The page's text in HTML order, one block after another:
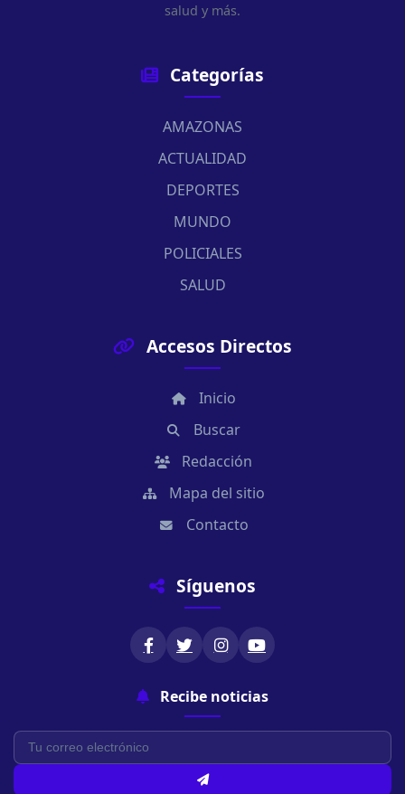
salud y más.
Categorías
AMAZONAS
ACTUALIDAD
DEPORTES
MUNDO
POLICIALES
SALUD
Accesos Directos
Inicio
Buscar
Redacción
Mapa del sitio
Contacto
Síguenos
Recibe noticias